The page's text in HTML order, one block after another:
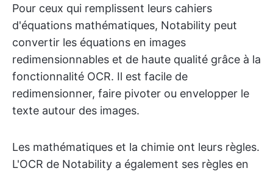
Pour ceux qui remplissent leurs cahiers
d'équations mathématiques, Notability peut
convertir les équations en images
redimensionnables et de haute qualité grâce à la
fonctionnalité OCR. Il est facile de
redimensionner, faire pivoter ou envelopper le
texte autour des images.
Les mathématiques et la chimie ont leurs règles.
L'OCR de Notability a également ses règles en